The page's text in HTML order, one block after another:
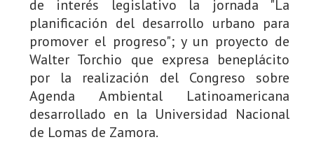
de interés legislativo la jornada "La
planificación del desarrollo urbano para
promover el progreso"; y un proyecto de
Walter Torchio que expresa beneplácito
por la realización del Congreso sobre
Agenda Ambiental Latinoamericana
desarrollado en la Universidad Nacional
de Lomas de Zamora.